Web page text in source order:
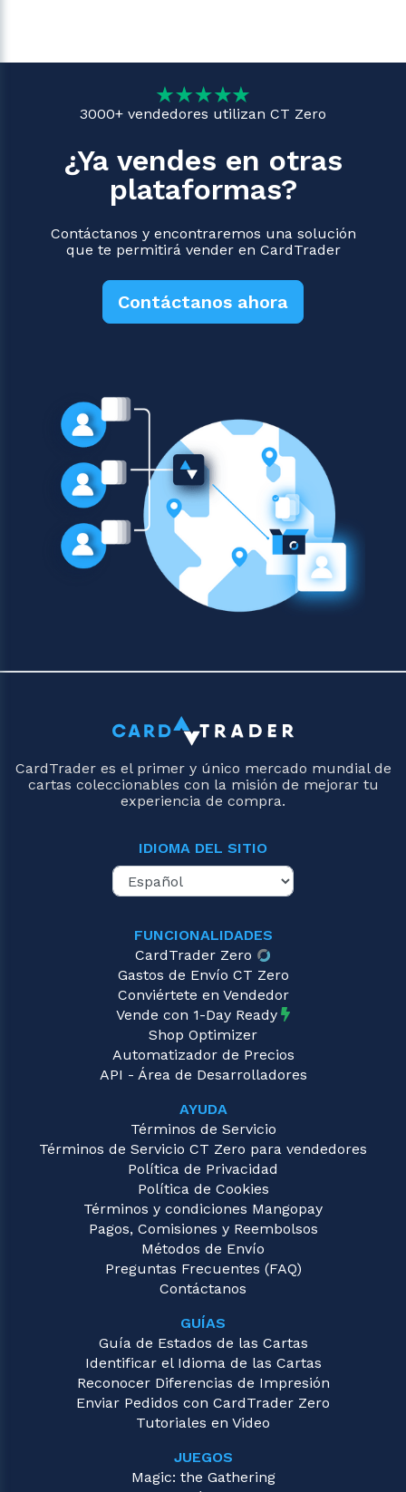
3000+ vendedores utilizan CT Zero
¿Ya vendes en otras
plataformas?
Contáctanos y encontraremos una solución
que te permitirá vender en CardTrader
Contáctanos ahora
CardTrader es el primer y único mercado mundial de
cartas coleccionables con la misión de mejorar tu
experiencia de compra.
IDIOMA DEL SITIO
FUNCIONALIDADES
CardTrader Zero
Gastos de Envío CT Zero
Conviértete en Vendedor
Vende con 1-Day Ready
Shop Optimizer
Automatizador de Precios
API - Área de Desarrolladores
AYUDA
Términos de Servicio
Términos de Servicio CT Zero para vendedores
Política de Privacidad
Política de Cookies
Términos y condiciones Mangopay
Pagos, Comisiones y Reembolsos
Métodos de Envío
Preguntas Frecuentes (FAQ)
Contáctanos
GUÍAS
Guía de Estados de las Cartas
Identificar el Idioma de las Cartas
Reconocer Diferencias de Impresión
Enviar Pedidos con CardTrader Zero
Tutoriales en Video
JUEGOS
Magic: the Gathering